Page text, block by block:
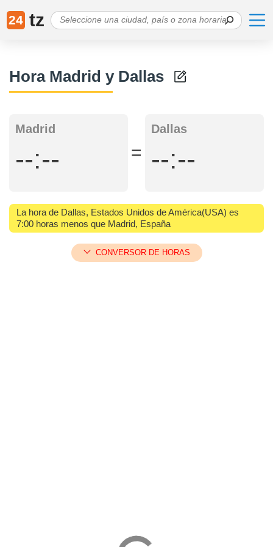
24 tz
Hora Madrid y Dallas
Madrid
--:-- =
Dallas
--:--
La hora de Dallas, Estados Unidos de América(USA) es
7:00 horas menos que Madrid, España
CONVERSOR DE HORAS